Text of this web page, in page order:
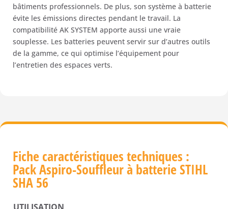
bâtiments professionnels. De plus, son système à batterie
évite les émissions directes pendant le travail. La
compatibilité AK SYSTEM apporte aussi une vraie
souplesse. Les batteries peuvent servir sur d’autres outils
de la gamme, ce qui optimise l’équipement pour
l’entretien des espaces verts.
Fiche caractéristiques techniques :
Pack Aspiro-Souffleur à batterie STIHL
SHA 56